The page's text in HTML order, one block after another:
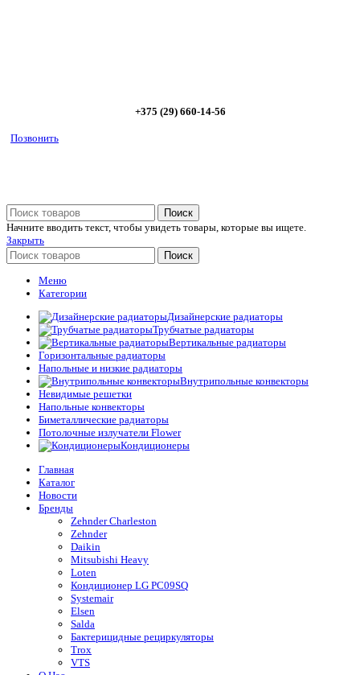
+375 (29) 660-14-56
Позвонить
Поиск
Начните вводить текст, чтобы увидеть товары, которые вы ищете.
Закрыть
Поиск
Меню
Категории
Дизайнерские радиаторы
Трубчатые радиаторы
Вертикальные радиаторы
Горизонтальные радиаторы
Напольные и низкие радиаторы
Внутрипольные конвекторы
Невидимые решетки
Напольные конвекторы
Биметаллические радиаторы
Потолочные излучатели Flower
Кондиционеры
Главная
Каталог
Новости
Бренды
Zehnder Charleston
Zehnder
Daikin
Mitsubishi Heavy
Loten
Кондиционер LG PC09SQ
Systemair
Elsen
Salda
Бактерицидные рециркуляторы
Trox
VTS